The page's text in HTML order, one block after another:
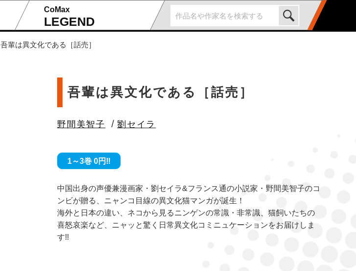
CoMax
LEGEND
吾輩は異文化である［話売］
吾輩は異文化である［話売］
野間美智子 / 劉セイラ
1～3巻 0円‼
中国出身の声優兼漫画家・劉セイラ&フランス通の小説家・野間美智子のコ
ンビが贈る、ニャンコ目線の異文化猫マンガが誕生！
海外と日本の違い、ネコから見るニンゲンの常識・非常識、猫飼いたちの
喜怒哀楽など、ニャッと驚く日常異文化コミニュケーションをお届けしま
す!!